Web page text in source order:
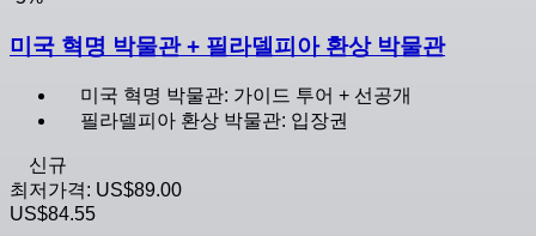
미국 혁명 박물관 + 필라델피아 환상 박물관
미국 혁명 박물관: 가이드 투어 + 선공개
필라델피아 환상 박물관: 입장권
신규
최저가격: US$89.00
US$84.55